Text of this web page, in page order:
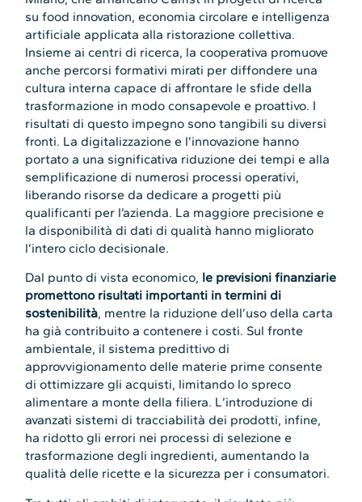
su food innovation, economia circolare e intelligenza
artificiale applicata alla ristorazione collettiva.
Insieme ai centri di ricerca, la cooperativa promuove
anche percorsi formativi mirati per diffondere una
cultura interna capace di affrontare le sfide della
trasformazione in modo consapevole e proattivo. I
risultati di questo impegno sono tangibili su diversi
fronti. La digitalizzazione e l’innovazione hanno
portato a una significativa riduzione dei tempi e alla
semplificazione di numerosi processi operativi,
liberando risorse da dedicare a progetti più
qualificanti per l’azienda. La maggiore precisione e
la disponibilità di dati di qualità hanno migliorato
l’intero ciclo decisionale.
Dal punto di vista economico, le previsioni finanziarie
promettono risultati importanti in termini di
sostenibilità, mentre la riduzione dell’uso della carta
ha già contribuito a contenere i costi. Sul fronte
ambientale, il sistema predittivo di
approvvigionamento delle materie prime consente
di ottimizzare gli acquisti, limitando lo spreco
alimentare a monte della filiera. L’introduzione di
avanzati sistemi di tracciabilità dei prodotti, infine,
ha ridotto gli errori nei processi di selezione e
trasformazione degli ingredienti, aumentando la
qualità delle ricette e la sicurezza per i consumatori.